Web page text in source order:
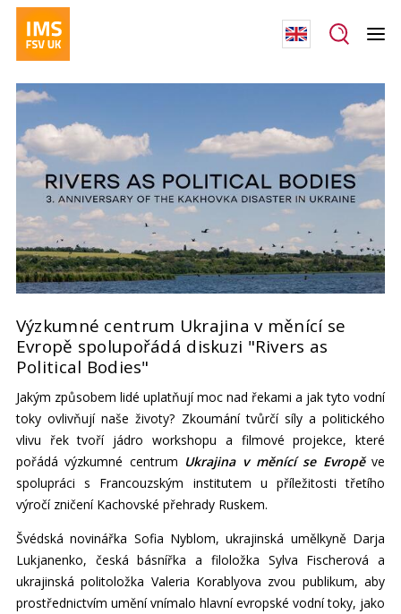
Výzkumné centrum Ukrajina v měnící se
Evropě spolupořádá diskuzi "Rivers as
Political Bodies"
Jakým způsobem lidé uplatňují moc nad řekami a jak tyto vodní
toky ovlivňují naše životy? Zkoumání tvůrčí síly a politického
vlivu řek tvoří jádro workshopu a filmové projekce, které
pořádá výzkumné centrum Ukrajina v měnící se Evropěve
spolupráci s Francouzským institutem u příležitosti třetího
výročí zničení Kachovské přehrady Ruskem.
Švédská novinářka Sofia Nyblom, ukrajinská umělkyně Darja
Lukjanenko, česká básnířka a filoložka Sylva Fischerová a
ukrajinská politoložka Valeria Korablyova zvou publikum, aby
prostřednictvím umění vnímalo hlavní evropské vodní toky, jako